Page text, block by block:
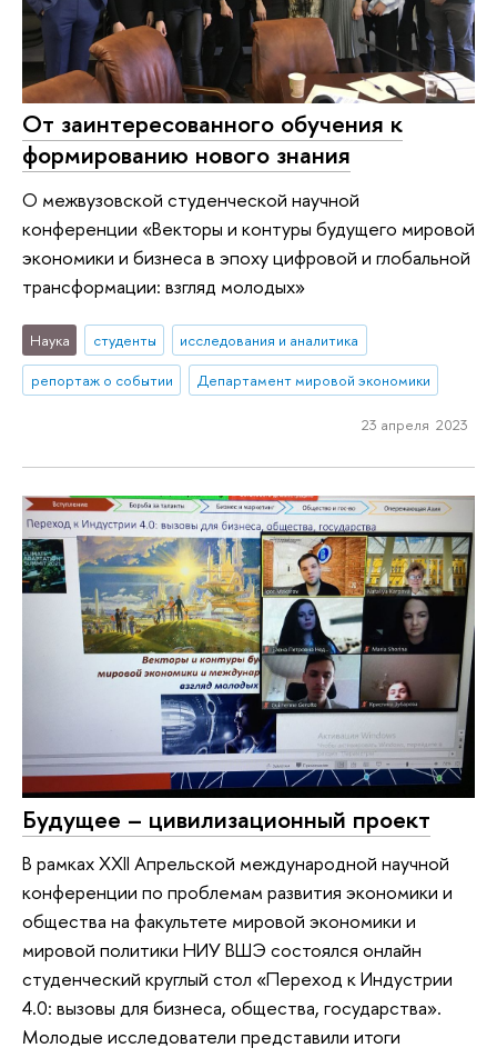
От заинтересованного обучения к
формированию нового знания
О межвузовской студенческой научной
конференции «Векторы и контуры будущего мировой
экономики и бизнеса в эпоху цифровой и глобальной
трансформации: взгляд молодых»
Наука студенты
исследования и аналитика
репортаж о событии
Департамент мировой экономики
23 апреля 2023
Будущее – цивилизационный проект
В рамках XXII Апрельской международной научной
конференции по проблемам развития экономики и
общества на факультете мировой экономики и
мировой политики НИУ ВШЭ состоялся онлайн
студенческий круглый стол «Переход к Индустрии
4.0: вызовы для бизнеса, общества, государства».
Молодые исследователи представили итоги